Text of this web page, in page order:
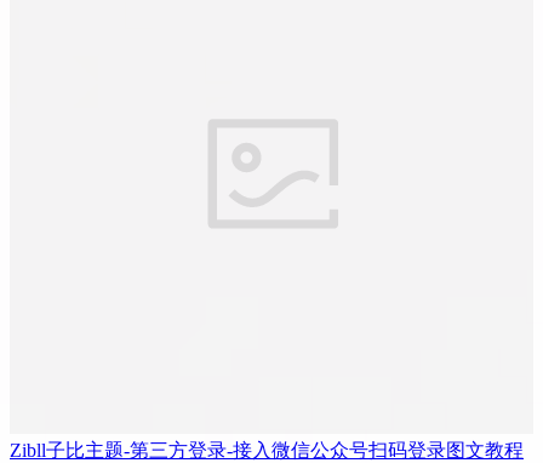
Zibll子比主题-第三方登录-接入微信公众号扫码登录图文教程